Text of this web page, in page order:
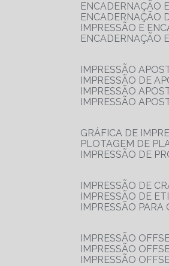
ENCADERNAÇÃO
ENCADERNAÇÃO
IMPRESSÃO E
ENCADERNAÇÃO
IMPRESSÃO
IMPRESSÃO DE
IMPRESSÃO
IMPRESSÃO
GRÁFICA DE
PLOTAGEM DE
IMPRESSÃO DE
IMPRESSÃO DE
IMPRESSÃO DE
IMPRESSÃO PARA
IMPRESSÃO
IMPRESSÃO
IMPRESSÃO